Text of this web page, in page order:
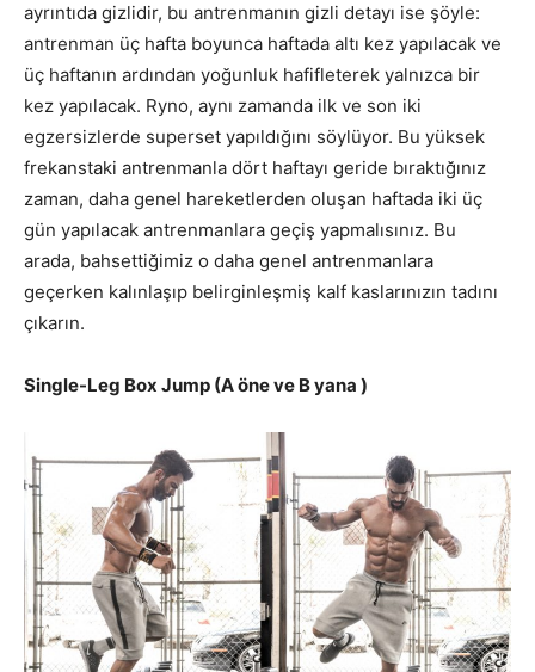
ayrıntıda gizlidir, bu antrenmanın gizli detayı ise şöyle:
antrenman üç hafta boyunca haftada altı kez yapılacak ve
üç haftanın ardından yoğunluk hafifleterek yalnızca bir
kez yapılacak. Ryno, aynı zamanda ilk ve son iki
egzersizlerde superset yapıldığını söylüyor. Bu yüksek
frekanstaki antrenmanla dört haftayı geride bıraktığınız
zaman, daha genel hareketlerden oluşan haftada iki üç
gün yapılacak antrenmanlara geçiş yapmalısınız. Bu
arada, bahsettiğimiz o daha genel antrenmanlara
geçerken kalınlaşıp belirginleşmiş kalf kaslarınızın tadını
çıkarın.
Single-Leg Box Jump (A öne ve B yana )